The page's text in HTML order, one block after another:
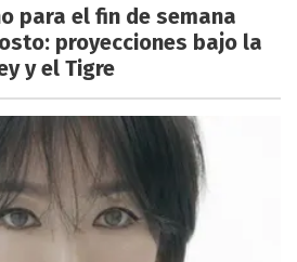
para el fin de semana
proyecciones bajo la
y el Tigre